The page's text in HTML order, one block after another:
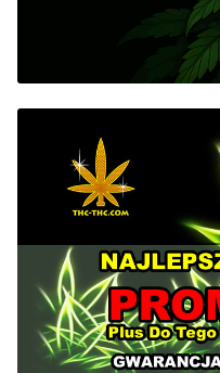
Regularne
Przewaga Indica
100% Indica
100% Sativa